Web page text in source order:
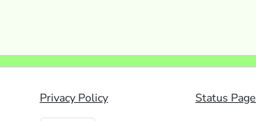
Privacy Policy Status Page